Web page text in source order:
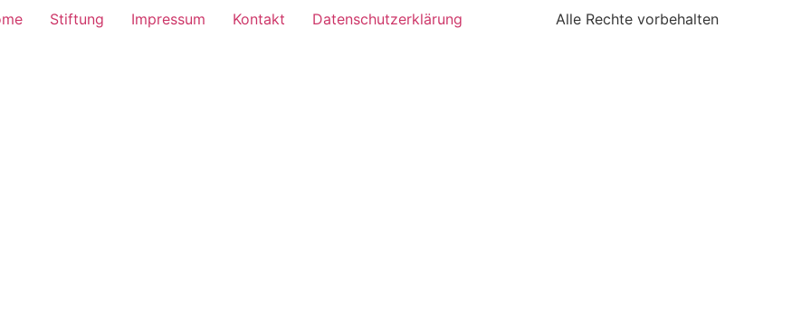
Stiftung Impressum Kontakt Datenschutzerklärung Alle Rechte vorbehalten